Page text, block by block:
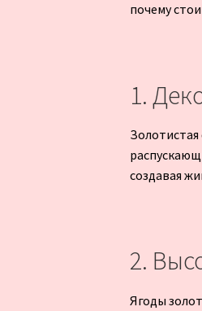
почему
1.
создавая
2.
Ягоды